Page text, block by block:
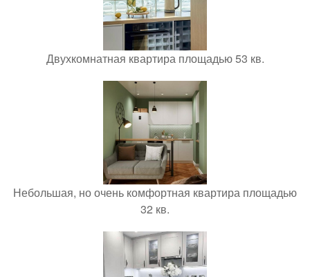
Двухкомнатная квартира площадью 53 кв.
Небольшая, но очень комфортная квартира площадью
32 кв.